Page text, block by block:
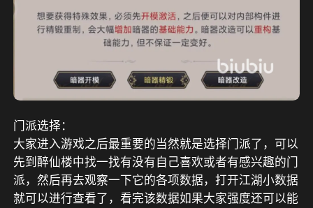
门派选择：
大家进入游戏之后最重要的当然就是选择门派了，可以
先到醉仙楼中找一找有没有自己喜欢或者有感兴趣的门
派，然后再去观察一下它的各项数据，打开江湖小数据
就可以进行查看了，看完该数据如果大家强度还可以能